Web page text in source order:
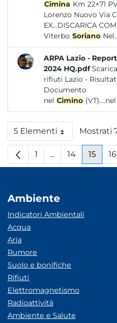
Cimina Km 22+71 PV ESSO 5306 Viterbo San
Lorenzo Nuovo Via
EX...DISCARICA
Viterbo Soriano
ARPA Lazio -
2024 HQ.pdf
rifiuti Lazio -
Documento
nel Cimino (VT)....nel
5 ElementiPer paginaMostrati
Pagina
1 ...PaginePagina
14 Pagina
15 16
Ambiente
Indicatori Ambientali
Acqua
Aria
Rumore
Suolo e bonifiche
Rifiuti
Elettromagnetismo
Radioattività
Ambiente e Salute